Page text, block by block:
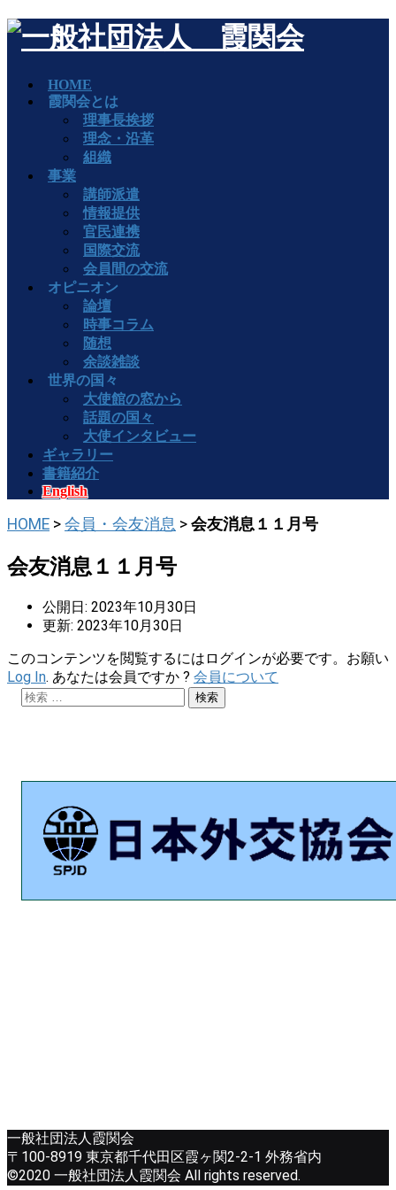
HOME
霞関会とは
理事長挨拶
理念・沿革
組織
事業
講師派遣
情報提供
官民連携
国際交流
会員間の交流
オピニオン
論壇
時事コラム
随想
余談雑談
世界の国々
大使館の窓から
話題の国々
大使インタビュー
ギャラリー
書籍紹介
English
HOME > 会員・会友消息 > 会友消息１１月号
会友消息１１月号
公開日: 2023年10月30日
更新: 2023年10月30日
このコンテンツを閲覧するにはログインが必要です。お願い
Log In. あなたは会員ですか ? 会員について
検
一般社団法人霞関会
〒100-8919 東京都千代田区霞ヶ関2-2-1 外務省内
©2020 一般社団法人霞関会 All rights reserved.